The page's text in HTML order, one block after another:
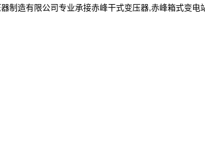
制造有限公司专业承接赤峰干式变压器,赤峰箱式变